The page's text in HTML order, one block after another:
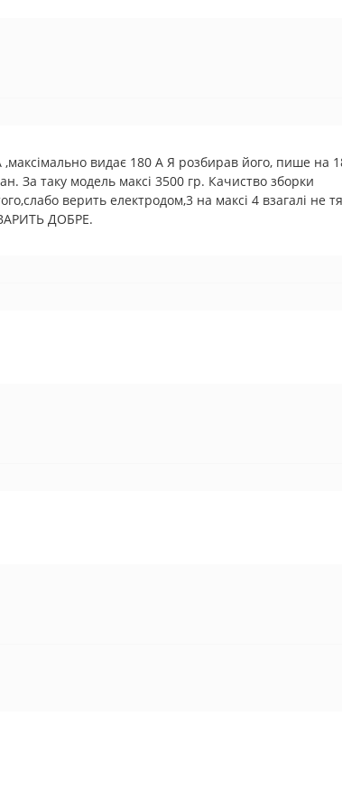
видає 180 А Я розбирав його, пише на
За таку модель максі 3500 гр. Качиство зборки
верить електродом,3 на максі 4 взагалі не
ДОБРЕ.